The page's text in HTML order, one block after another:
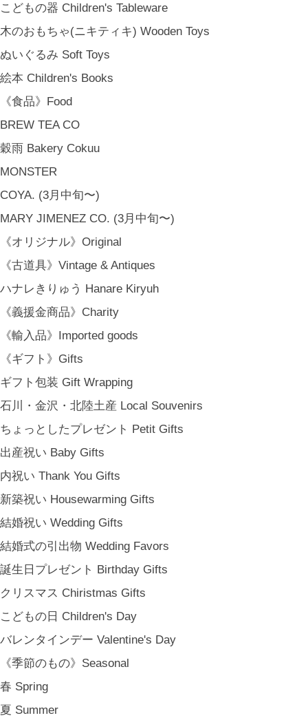
こどもの器 Children's Tableware
木のおもちゃ(ニキティキ) Wooden Toys
ぬいぐるみ Soft Toys
絵本 Children's Books
《食品》Food
BREW TEA CO
穀雨 Bakery Cokuu
MONSTER
COYA. (3月中旬〜)
MARY JIMENEZ CO. (3月中旬〜)
《オリジナル》Original
《古道具》Vintage & Antiques
ハナレきりゅう Hanare Kiryuh
《義援金商品》Charity
《輸入品》Imported goods
《ギフト》Gifts
ギフト包装 Gift Wrapping
石川・金沢・北陸土産 Local Souvenirs
ちょっとしたプレゼント Petit Gifts
出産祝い Baby Gifts
内祝い Thank You Gifts
新築祝い Housewarming Gifts
結婚祝い Wedding Gifts
結婚式の引出物 Wedding Favors
誕生日プレゼント Birthday Gifts
クリスマス Chiristmas Gifts
こどもの日 Children's Day
バレンタインデー Valentine's Day
《季節のもの》Seasonal
春 Spring
夏 Summer
金沢・北陸で生まれたさまざまな作品を中心に、物語を宿し、使う人の
美しさに、和と洋、OLD & NEW のインスピレーションを重ね、暮らし
の中で愉しむインテリアスタイリングをご提案しています。 casa rua [
カーサ・ルア] 石川県金沢市尾張町2-14-20 八百萬本舗 内 casa rua / A
RU / icca / icca nicca Home Page Production & Photos by rua., co. ltd
HOME
SHOP INFO
SHOPPING GUIDE
FAQ
CONTACT
[ MEMBERSHIP ]
TOP
登録
プライバシーポリシー
特定商取引法に基づく表記